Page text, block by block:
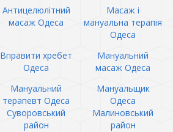
Антицелюлітний
масаж Одеса
Масаж і
мануальна терапія
Одеса
Вправити хребет
Одеса
Мануальний
масаж Одеса
Мануальний
терапевт Одеса
Суворовський
район
Мануальщик
Одеса
Малиновський
район